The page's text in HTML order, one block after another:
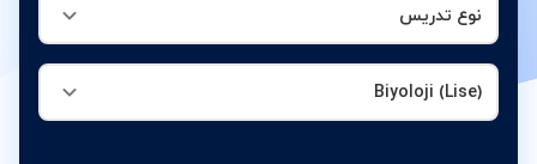
نوع تدریس
Biyoloji (Lise)